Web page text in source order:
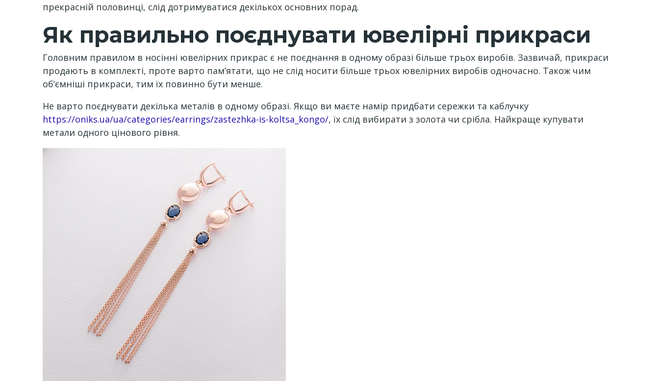
прекрасній половинці, слід дотримуватися декількох основних порад.
Як правильно поєднувати ювелірні прикраси
Головним правилом в носінні ювелірних прикрас є не поєднання в одному образі більше трьох виробів. Зазвичай, прикраси
продають в комплекті, проте варто пам’ятати, що не слід носити більше трьох ювелірних виробів одночасно. Також чим
об’ємніші прикраси, тим їх повинно бути менше.
Не варто поєднувати декілька металів в одному образі. Якщо ви маєте намір придбати сережки та каблучку
https://oniks.ua/ua/categories/earrings/zastezhka-is-koltsa_kongo/, їх слід вибирати з золота чи срібла. Найкраще купувати
метали одного цінового рівня.